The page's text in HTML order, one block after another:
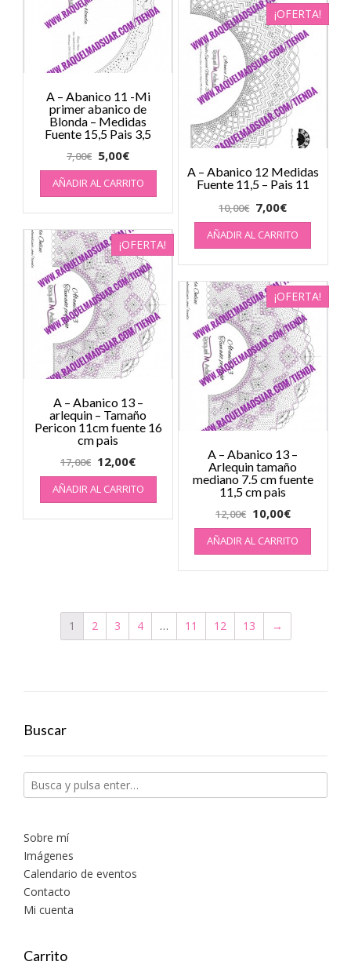
A – Abanico 11 -Mi
primer abanico de
Blonda – Medidas
Fuente 15,5 Pais 3,5
7,00€ 5,00€
AÑADIR AL CARRITO
¡OFERTA!
A – Abanico 12 Medidas
Fuente 11,5 – Pais 11
10,00€ 7,00€
AÑADIR AL CARRITO
¡OFERTA!
A – Abanico 13 –
arlequin – Tamaño
Pericon 11cm fuente 16
cm pais
17,00€ 12,00€
AÑADIR AL CARRITO
¡OFERTA!
A – Abanico 13 –
Arlequin tamaño
mediano 7.5 cm fuente
11,5 cm pais
12,00€ 10,00€
AÑADIR AL CARRITO
1 2 3 4 … 11 12 13 →
Buscar
Sobre mí
Imágenes
Calendario de eventos
Contacto
Mi cuenta
Carrito